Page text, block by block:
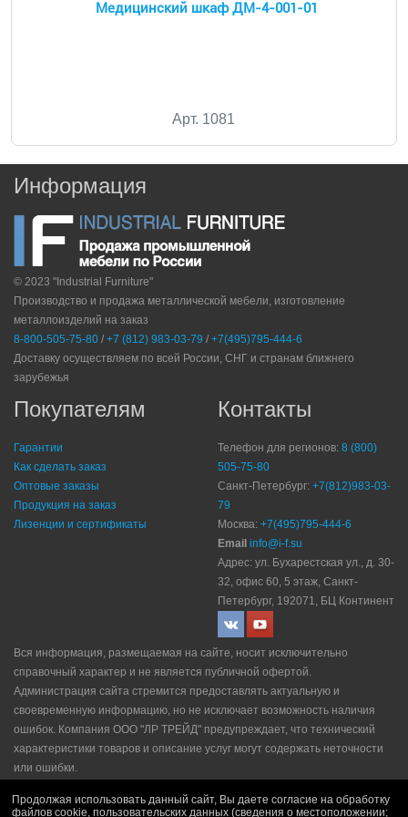
Медицинский шкаф ДМ-4-001-01
Арт. 1081
Информация
© 2023 "Industrial Furniture"
Производство и продажа металлической мебели, изготовление
металлоизделий на заказ
8-800-505-75-80 / +7 (812) 983-03-79 / +7(495)795-444-6
Доставку осуществляем по всей России, СНГ и странам ближнего
зарубежья
Покупателям
Гарантии
Как сделать заказ
Оптовые заказы
Продукция на заказ
Лизенции и сертификаты
Контакты
Телефон для регионов: 8 (800)
505-75-80
Санкт-Петербург: +7(812)983-03-
79
Москва: +7(495)795-444-6
Email info@i-f.su
Адрес: ул. Бухарестская ул., д. 30-
32, офис 60, 5 этаж, Санкт-
Петербург, 192071, БЦ Континент
Вся информация, размещаемая на сайте, носит исключительно
справочный характер и не является публичной офертой.
Администрация сайта стремится предоставлять актуальную и
своевременную информацию, но не исключает возможность наличия
ошибок. Компания ООО "ЛР ТРЕЙД" прeдупрeждaeт, что технический
характеристики товаров и описание услуг могут содержать неточности
или ошибки.
Политика рекламной рассылки|Правила продажи
Продолжая использовать данный сайт, Вы даете согласие на обработку
файлов cookie, пользовательских данных (сведения о местоположении;